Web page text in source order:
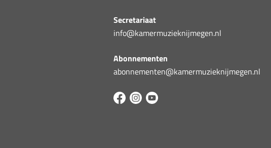
Secretariaat
info@kamermuzieknijmegen.nl
Abonnementen
abonnementen@kamermuzieknijmegen.nl